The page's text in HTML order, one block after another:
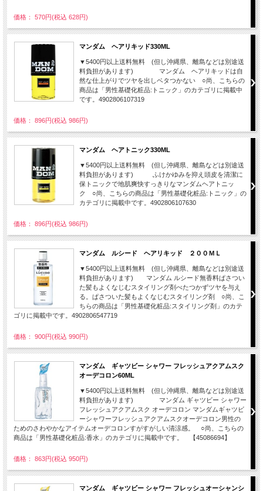
価格： 570円(税込 628円)
マンダム ヘアリキッド330ML
▼5400円以上送料無料 (但し沖縄県、離島などは別途送
料負担があります) マンダム ヘアリキッドは自
然な仕上がりでツヤを出しベタつかない ○尚、こちらの
商品は「男性基礎化粧品:トニック」のカテゴリに掲載中
です。4902806107319
価格： 896円(税込 986円)
マンダム ヘアトニック330ML
▼5400円以上送料無料 (但し沖縄県、離島などは別途送
料負担があります) ふけかゆみを抑え頭皮を清潔に
保トニックで地肌爽快すっきりなマンダムヘアトニッ
ク ○尚、こちらの商品は「男性基礎化粧品:トニック」の
カテゴリに掲載中です。4902806107630
価格： 896円(税込 986円)
マンダム ルシード ヘアリキッド ２００ＭＬ
▼5400円以上送料無料 (但し沖縄県、離島などは別途送
料負担があります) マンダム ルシード無香料ぱさつい
た髪もよくなじむスタイリング剤べたつかずツヤを与え
る。ぱさついた髪もよくなじむスタイリング剤 ○尚、こ
ちらの商品は「男性基礎化粧品:スタイリング剤」のカテ
ゴリに掲載中です。4902806547719
価格： 900円(税込 990円)
マンダム ギャツビー シャワー フレッシュアクアムスク
オーデコロン60ML
▼5400円以上送料無料 (但し沖縄県、離島などは別途送
料負担があります) マンダム ギャツビー シャワー
フレッシュアクアムスク オーデコロン マンダムギャツビ
ーシャワーフレッシュアクアムスクオーデコロン男性の
ためのさわやかなアイテムオーデコロンすがすがしい清涼感。 ○尚、こちらの
商品は「男性基礎化粧品:香水」のカテゴリに掲載中です。 【45086694】
価格： 863円(税込 950円)
マンダム ギャツビー シャワー フレッシュオーシャンシ